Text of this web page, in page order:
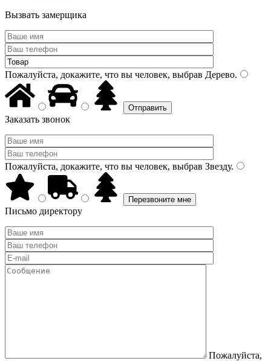
Вызвать замерщика
Пожалуйста, докажите, что вы человек, выбрав Дерево.
Заказать звонок
Пожалуйста, докажите, что вы человек, выбрав Звезду.
Письмо директору
Пожалуйста,